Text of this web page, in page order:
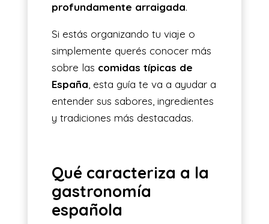
profundamente arraigada.
Si estás organizando tu viaje o
simplemente querés conocer más
sobre las comidas típicas de
España, esta guía te va a ayudar a
entender sus sabores, ingredientes
y tradiciones más destacadas.
Qué caracteriza a la
gastronomía
española